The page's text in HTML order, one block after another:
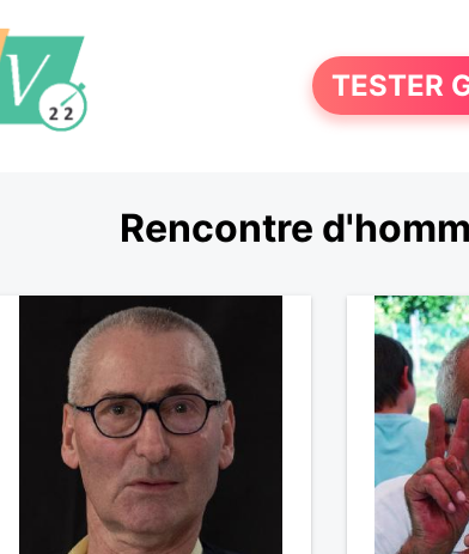
TESTER
Rencontre